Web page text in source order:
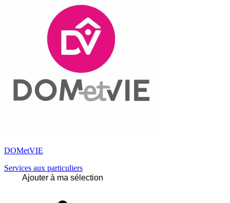
DOMetVIE
Services aux particuliers
Ajouter à ma sélection